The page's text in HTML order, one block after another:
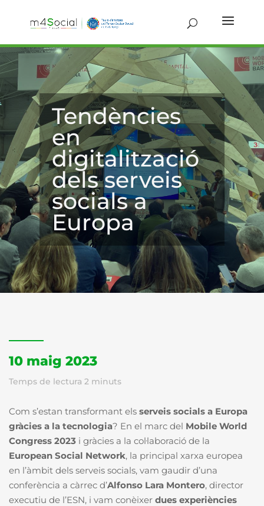
Tendències
en
digitalització
dels serveis
socials a
Europa
10 maig 2023
Temps de lectura 2 minuts
Com s’estan transformant els serveis socials a Europa
gràcies a la tecnologia? En el marc del Mobile World
Congress 2023 i gràcies a la col·laboració de la
European Social Network, la principal xarxa europea
en l’àmbit dels serveis socials, vam gaudir d’una
conferència a càrrec d’Alfonso Lara Montero, director
executiu de l’ESN, i vam conèixer dues experiències